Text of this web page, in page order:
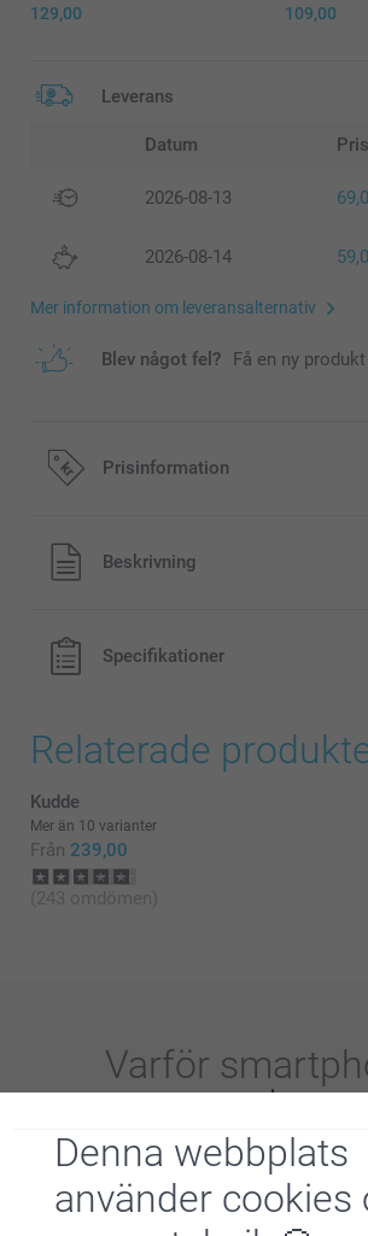
Denna webbplats
använder cookies
129,00 109,00
Leverans
Datum Pris
2026-08-13
2026-08-14
Mer information om leveransalternativ
Blev något fel? Få en ny
Prisinformation
Alla priser är i svenska kronor (SEK),
exklusive porto.
Beskrivning
Specifikationer
Relaterade
Kudde
Mer än 10 varianter
Från 239,00
(243 omdömen)
Varför